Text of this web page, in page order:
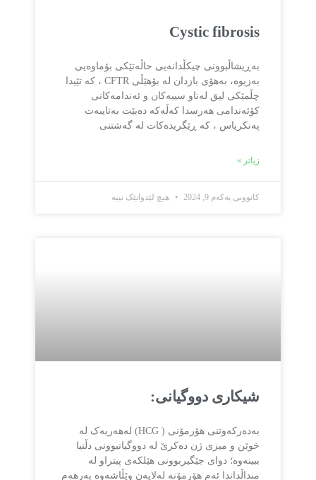
Cystic fibrosis
بەڕیشاڵبوونی چیکڵدانەیی حاڵەتێکی بۆماوەیی
بەزیوە، بەهۆی بازدان لە بۆهێڵی CFTR ، کە تێیدا
چڵمێکی لیق لەناو سییەکان و ئەندامەکانی
کۆئەندامی هەرسدا کەڵەکە دەبێت بەتایبەت
پەنکریاس ، کە ڕێگریدەکات لە گەشتنی
زیاتر »
کانوونی یەکەم 9, 2024 هیچ لێدوانێک نییە
شیکاری دووگیانی:
بەدەرکەوتنی هۆرمۆنی ( HCG) لەهەریەک لە
خوێن و میزی ژن دەکرێ لە دووگیانبوونی دڵنیا
ببینەوە؛ دوای جێگیربوونی هێلکەی پیتراو لە
منداڵداندا ئەم هۆرمۆنە لەلایەن وێڵاشەوە بەرهەم